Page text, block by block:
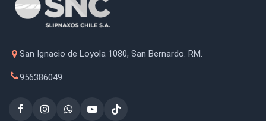
San Ignacio de Loyola 1080, San Bernardo. RM.
956386049